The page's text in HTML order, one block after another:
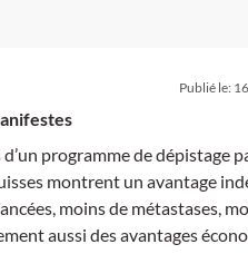
Publié le:
programme de dépistage
montrent un avantage
moins de métastases,
aussi des avantages